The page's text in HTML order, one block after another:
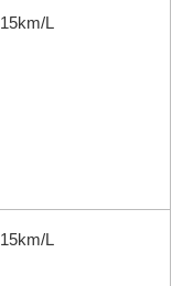
15km/L
15km/L